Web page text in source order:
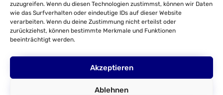
zuzugreifen. Wenn du diesen Technologien zustimmst, können wir Daten
wie das Surfverhalten oder eindeutige IDs auf dieser Website
verarbeiten. Wenn du deine Zustimmung nicht erteilst oder
zurückziehst, können bestimmte Merkmale und Funktionen
beeinträchtigt werden.
Akzeptieren
Ablehnen
Customer Test Benches
HiL-Tests
Parameter Identification
Company
About us